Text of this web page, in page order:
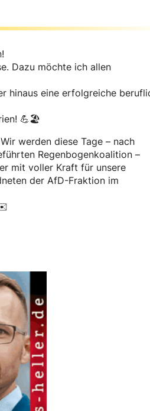
Dazu möchte ich allen
hinaus eine erfolgreiche
💪🏖
werden diese Tage – nach
Regenbogenkoalition –
mit voller Kraft für unsere
der AfD-Fraktion im